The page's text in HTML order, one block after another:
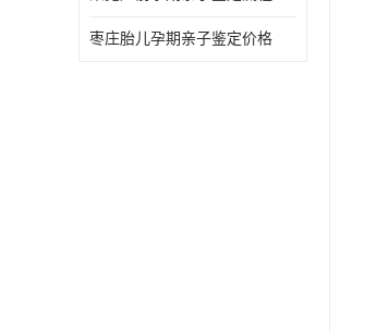
枣庄胎儿孕期亲子鉴定价格